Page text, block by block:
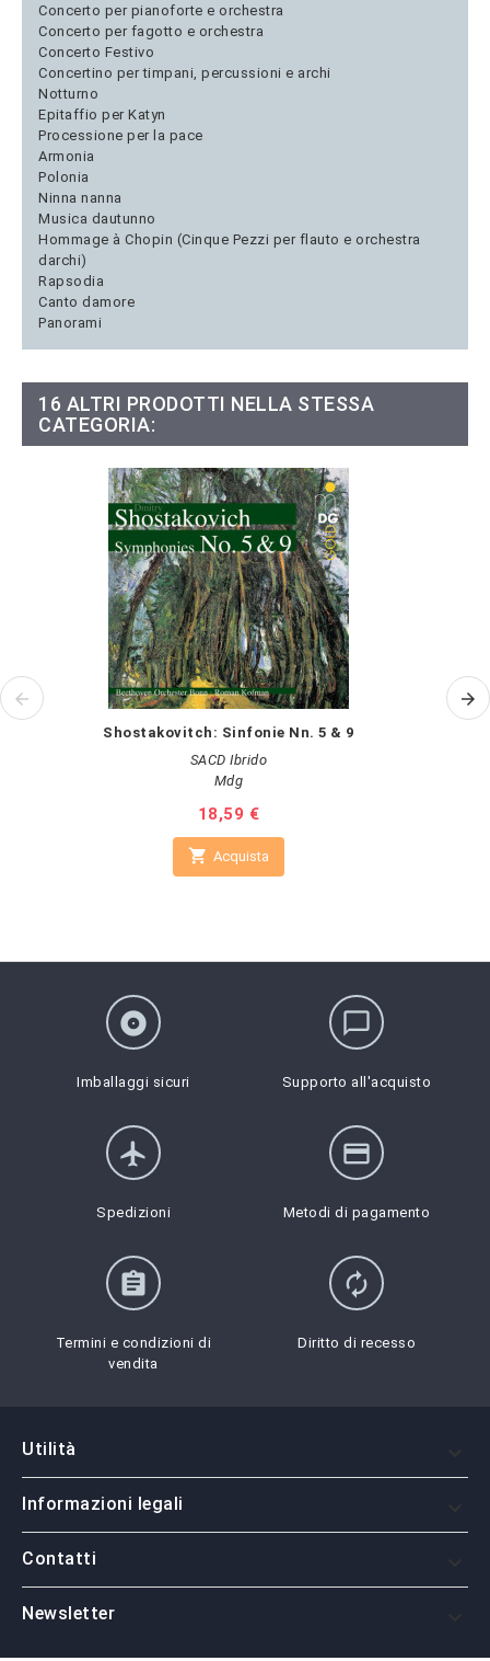
Concerto per pianoforte e orchestra
Concerto per fagotto e orchestra
Concerto Festivo
Concertino per timpani, percussioni e archi
Notturno
Epitaffio per Katyn
Processione per la pace
Armonia
Polonia
Ninna nanna
Musica dautunno
Hommage à Chopin (Cinque Pezzi per flauto e orchestra
darchi)
Rapsodia
Canto damore
Panorami
16 ALTRI PRODOTTI NELLA STESSA
CATEGORIA:
Shostakovitch: Sinfonie Nn. 5 & 9
SACD Ibrido
Mdg
Prezzo
18,59 €
 Acquista
album
Imballaggi sicuri
chat_bubble_outline
Supporto all'acquisto
flight
Spedizioni
credit_card
Metodi di pagamento
assignment
Termini e condizioni di
vendita
autorenew
Diritto di recesso
Utilità
Informazioni legali
Contatti
Newsletter